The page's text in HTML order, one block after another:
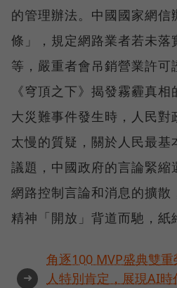
的管理辦法。中國國家網信
條」，規定網路業者若未落
等，嚴重者會吊銷營業許可
《穹頂之下》揭發霧霾真
大災難事件發生時，人民對
太慢的質疑，關於人民最基
議題，中國政府的言論緊縮
網路控制言論和消息的擴散
精神「開放」背道而馳，紙
➜
角逐100 MVP盛典雙
人特別肯定，展現AI